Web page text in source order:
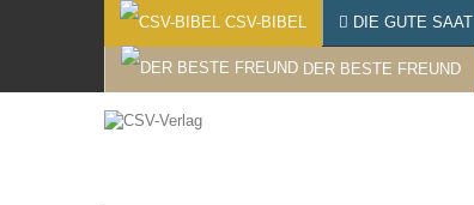
CSV-BIBEL DIE GUTE SAAT
DER BESTE FREUND